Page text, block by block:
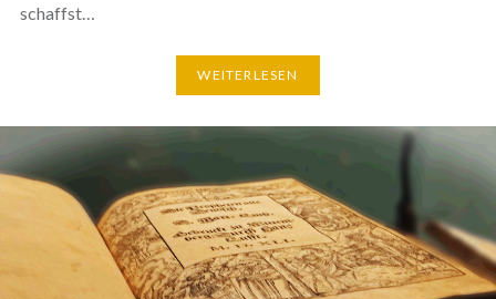
schaffst…
WEITERLESEN